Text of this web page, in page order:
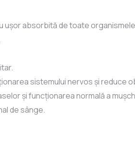
ușor absorbită de toate
sistemului nervos și reduce
și funcționarea normală a
de sânge.